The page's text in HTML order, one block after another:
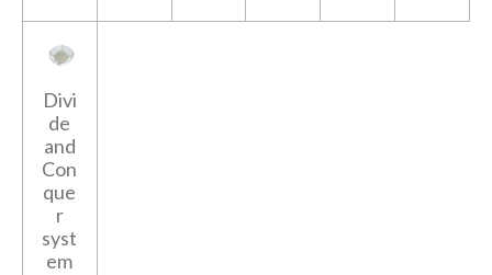
Divi
de
and
Con
que
r
syst
em